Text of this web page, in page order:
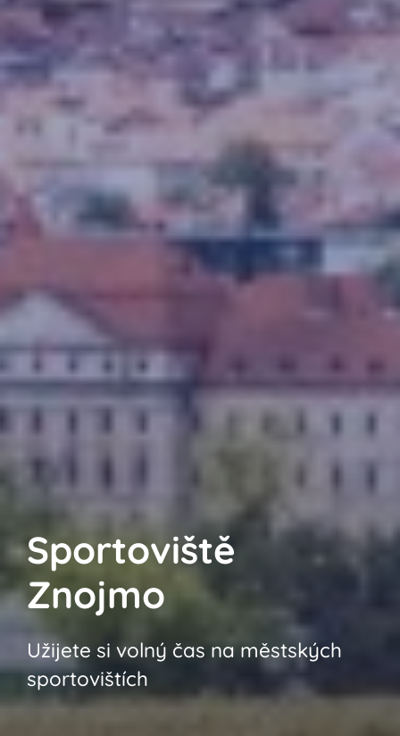
Sportoviště
Znojmo
Užijete si volný čas na městských
sportovištích